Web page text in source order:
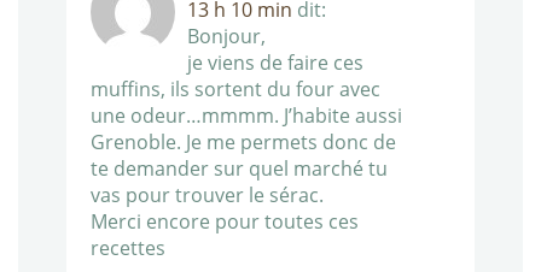
13 h 10 min dit:
Bonjour,
je viens de faire ces
muffins, ils sortent du four avec
une odeur…mmmm. J’habite aussi
Grenoble. Je me permets donc de
te demander sur quel marché tu
vas pour trouver le sérac.
Merci encore pour toutes ces
recettes